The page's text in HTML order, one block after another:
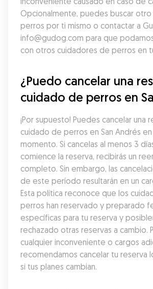
Opcionalmente, puedes buscar
perros por ti mismo o contactar a
info@gudog.com para que
con otros cuidadores de perros en
¿Puedo cancelar una
cuidado de perros en
¡Por supuesto! Puedes cancelar una
cuidado de perros en San Andrés
momento. Si cancelas al menos 3
comience la reserva, recibirás un
completo. Sin embargo, las
de este período resultarán en un
Esta política reconoce que los
perros han reservado y preparado
específicas para tu reserva y
rechazado otras reservas a cambio.
cualquier inconveniente o cargos
recomendamos cancelar tu reserva
si tus planes cambian.